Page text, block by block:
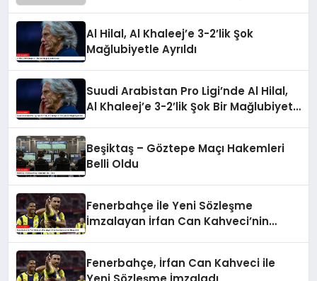
Al Hilal, Al Khaleej’e 3-2’lik Şok
Mağlubiyetle Ayrıldı
Suudi Arabistan Pro Ligi’nde Al Hilal,
Al Khaleej’e 3-2’lik Şok Bir Mağlubiyet
Beşiktaş – Göztepe Maçı Hakemleri
Belli Oldu
Fenerbahçe İle Yeni Sözleşme
İmzalayan İrfan Can Kahveci’nin
Fenerbahçe, İrfan Can Kahveci ile